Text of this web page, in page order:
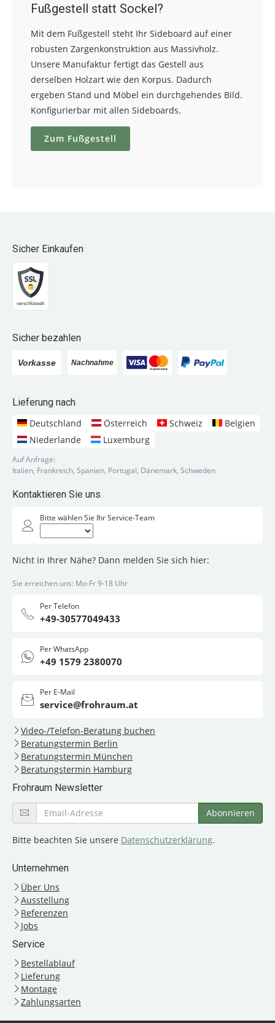
Fußgestell statt Sockel?
Mit dem Fußgestell steht Ihr Sideboard auf einer
robusten Zargenkonstruktion aus Massivholz.
Unsere Manufaktur fertigt das Gestell aus
derselben Holzart wie den Korpus. Dadurch
ergeben Stand und Möbel ein durchgehendes Bild.
Konfigurierbar mit allen Sideboards.
Zum Fußgestell
Sicher Einkaufen
Sicher bezahlen
Lieferung nach
Deutschland
Österreich Schweiz
Belgien
Niederlande
Luxemburg
Auf Anfrage:
Italien, Frankreich, Spanien, Portugal, Dänemark, Schweden
Kontaktieren Sie uns
Bitte wählen Sie Ihr Service-Team
Nicht in Ihrer Nähe? Dann melden Sie sich hier:
Sie erreichen uns: Mo-Fr 9-18 Uhr
Per Telefon
+49-30577049433
Per WhatsApp
+49 1579 2380070
Per E-Mail
service@frohraum.at
Video-/Telefon-Beratung buchen
Beratungstermin Berlin
Beratungstermin München
Beratungstermin Hamburg
Frohraum Newsletter
Bitte beachten Sie unsere Datenschutzerklärung.
Unternehmen
Über Uns
Ausstellung
Referenzen
Jobs
Service
Bestellablauf
Lieferung
Montage
Zahlungsarten